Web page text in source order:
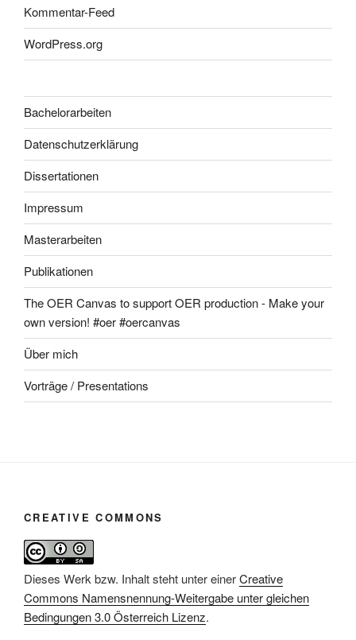
Kommentar-Feed
WordPress.org
Bachelorarbeiten
Datenschutzerklärung
Dissertationen
Impressum
Masterarbeiten
Publikationen
The OER Canvas to support OER production - Make your
own version! #oer #oercanvas
Über mich
Vorträge / Presentations
CREATIVE COMMONS
Dieses Werk bzw. Inhalt steht unter einerCreative
Commons Namensnennung-Weitergabe unter gleichen
Bedingungen 3.0 Österreich Lizenz.